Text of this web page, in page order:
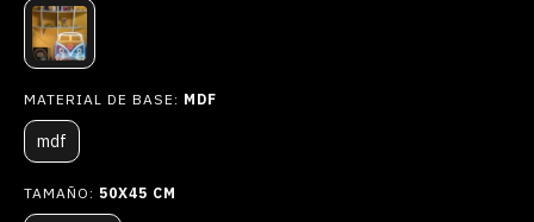
MATERIAL DE BASE: MDF
mdf
TAMAÑO: 50X45 CM